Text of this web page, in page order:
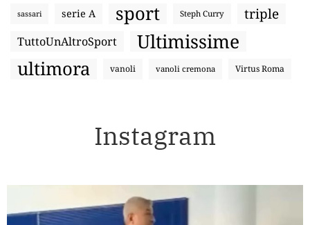
sassari serie A sport Steph Curry triple
TuttoUnAltroSport Ultimissime
ultimora vanoli vanoli cremona Virtus Roma
Instagram